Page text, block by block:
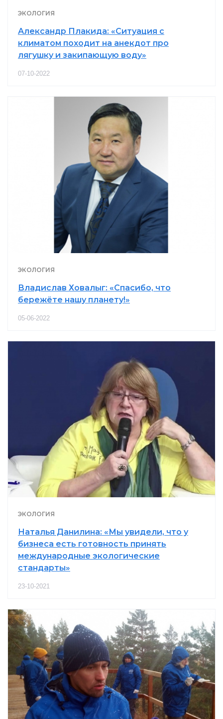
ЭКОЛОГИЯ
Александр Плакида: «Ситуация с
климатом походит на анекдот про
лягушку и закипающую воду»
07-10-2022
ЭКОЛОГИЯ
Владислав Ховалыг: «Спасибо, что
бережёте нашу планету!»
05-06-2022
ЭКОЛОГИЯ
Наталья Данилина: «Мы увидели, что у
бизнеса есть готовность принять
международные экологические
стандарты»
23-10-2021